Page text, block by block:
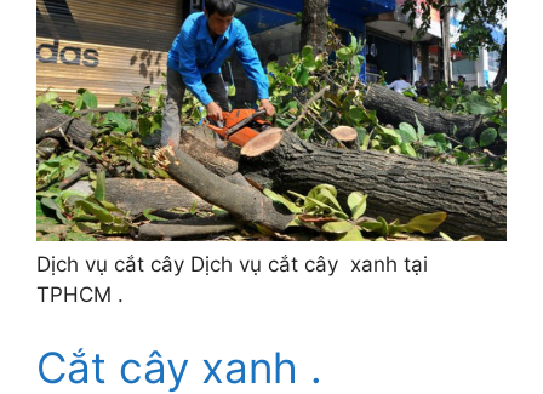
Dịch vụ cắt cây Dịch vụ cắt cây xanh tại
TPHCM .
Cắt cây xanh .